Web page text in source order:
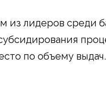
из лидеров среди
по объему выдач.